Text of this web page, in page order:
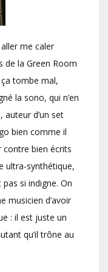
me caler
de la Green Room
tombe mal,
la sono, qui n’en
auteur d’un set
bien comme il
bien écrits
ultra-synthétique,
si indigne. On
musicien d’avoir
: il est juste un
qu’il trône au